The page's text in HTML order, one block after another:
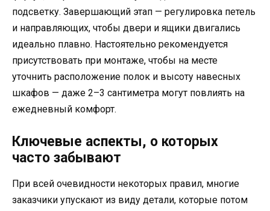
подсветку. Завершающий этап — регулировка петель
и направляющих, чтобы двери и ящики двигались
идеально плавно. Настоятельно рекомендуется
присутствовать при монтаже, чтобы на месте
уточнить расположение полок и высоту навесных
шкафов — даже 2–3 сантиметра могут повлиять на
ежедневный комфорт.
Ключевые аспекты, о которых
часто забывают
При всей очевидности некоторых правил, многие
заказчики упускают из виду детали, которые потом